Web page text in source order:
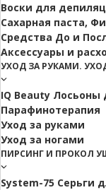
Воски для
Сахарная паста,
Средства До и
Аксессуары и
УХОД ЗА РУКАМИ.
IQ Beauty Лосьоны
Парафинотерапия
Уход за руками
Уход за ногами
ПИРСИНГ И ПРОКОЛ
System-75 Серьги